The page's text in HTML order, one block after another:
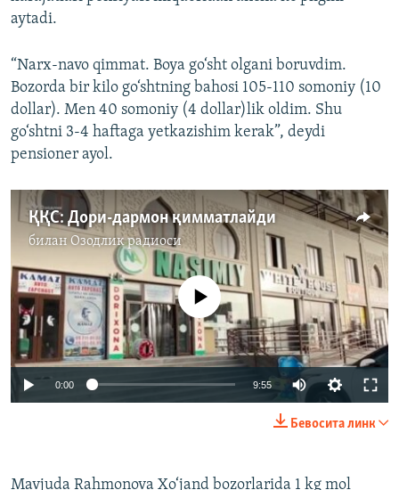
aytadi.
“Narx-navo qimmat. Boya go‘sht olgani boruvdim.
Bozorda bir kilo go‘shtning bahosi 105-110 somoniy (10
dollar). Men 40 somoniy (4 dollar)lik oldim. Shu
go‘shtni 3-4 haftaga yetkazishim kerak”, deydi
pensioner ayol.
ҚҚС: Дори-дармон қимматлайди
билан Озодлик радиоси
Айни дамда медиа-манба мавжуд эмас
0:00 9:55 Auto
Бевосита линк
Mavjuda Rahmonova Xo‘jand bozorlarida 1 kg mol